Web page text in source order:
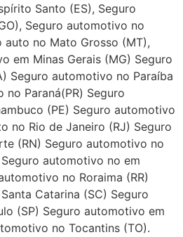
Santo (ES), Seguro
Seguro automotivo no
auto no Mato Grosso (MT),
em Minas Gerais (MG) Seguro
Seguro automotivo no Paraíba
Paraná(PR) Seguro
(PE) Seguro automotivo
no Rio de Janeiro (RJ) Seguro
(RN) Seguro automotivo no
automotivo no em
no Roraima (RR)
Catarina (SC) Seguro
(SP) Seguro automotivo em
no Tocantins (TO).